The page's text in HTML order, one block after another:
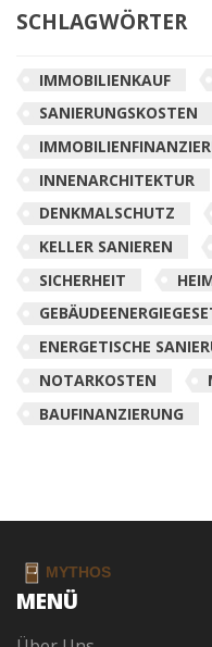
SCHLAGWÖRTER
IMMOBILIENKAUF
SANIERUNGSKOSTEN
INNENARCHITEKTUR
DENKMALSCHUTZ
KELLER SANIEREN
SICHERHEIT
ENERGETISCHE
NOTARKOSTEN
BAUFINANZIERUNG
MENÜ